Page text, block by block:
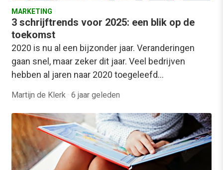
MARKETING
3 schrijftrends voor 2025: een blik op de
toekomst
2020 is nu al een bijzonder jaar. Veranderingen
gaan snel, maar zeker dit jaar. Veel bedrijven
hebben al jaren naar 2020 toegeleefd…
Martijn de Klerk · 6 jaar geleden